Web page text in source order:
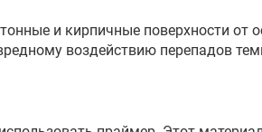
и кирпичные поверхности от
воздействию перепадов